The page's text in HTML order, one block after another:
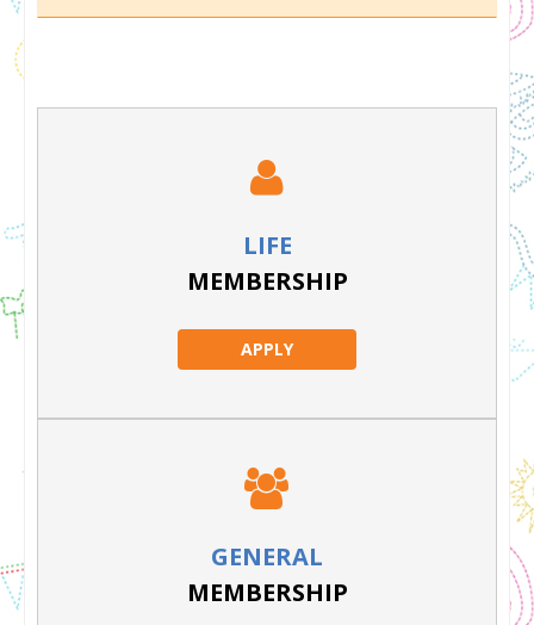
LIFE
MEMBERSHIP
APPLY
GENERAL
MEMBERSHIP